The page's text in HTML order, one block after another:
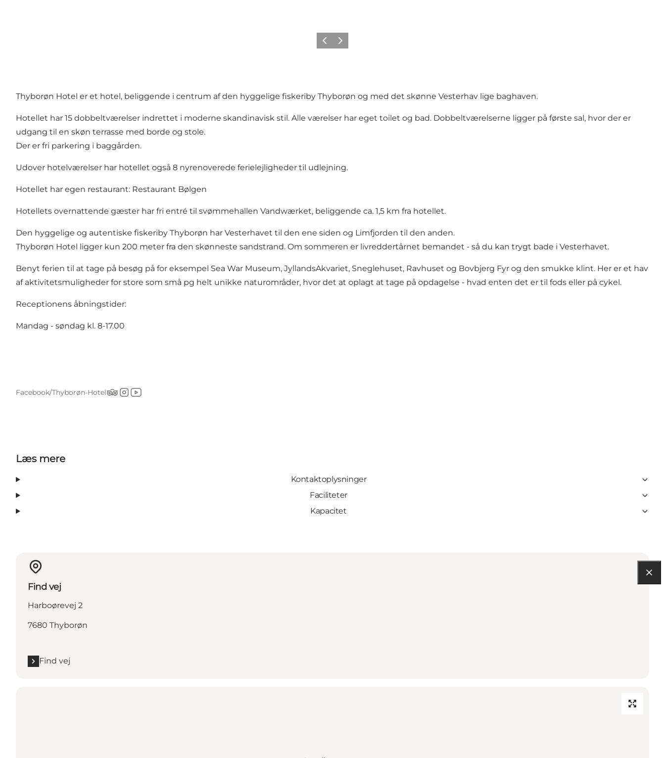
ForrigeNæste
Thyborøn Hotel er et hotel, beliggende i centrum af den hyggelige fiskeriby Thyborøn og med det skønne Vesterhav lige baghaven.
Hotellet har 15 dobbeltværelser indrettet i moderne skandinavisk stil. Alle værelser har eget toilet og bad. Dobbeltværelserne ligger på første sal, hvor der er
udgang til en skøn terrasse med borde og stole.
Der er fri parkering i baggården.
Udover hotelværelser har hotellet også 8 nyrenoverede ferielejligheder til udlejning.
Hotellet har egen restaurant: Restaurant Bølgen
Hotellets overnattende gæster har fri entré til svømmehallen Vandwærket, beliggende ca. 1,5 km fra hotellet.
Den hyggelige og autentiske fiskeriby Thyborøn har Vesterhavet til den ene siden og Limfjorden til den anden.
Thyborøn Hotel ligger kun 200 meter fra den skønneste sandstrand. Om sommeren er livreddertårnet bemandet - så du kan trygt bade i Vesterhavet.
Benyt ferien til at tage på besøg på for eksempel Sea War Museum, JyllandsAkvariet, Sneglehuset, Ravhuset og Bovbjerg Fyr og den smukke klint. Her er et hav
af aktivitetsmuligheder for store som små pg helt unikke naturområder, hvor det at oplagt at tage på opdagelse - hvad enten det er til fods eller på cykel.
Receptionens åbningstider:
Mandag - søndag kl. 8-17.00
Facebook/Thyborøn-Hotel
Tripadvisor
Instagram
YouTube
Læs mere
Kontaktoplysninger
Faciliteter
Kapacitet
Find vej
Harboørevej 2
7680 Thyborøn
Find vej